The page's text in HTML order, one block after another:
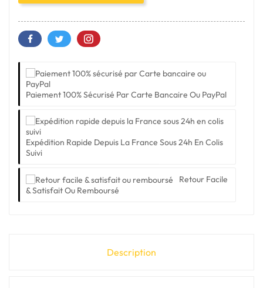
Paiement 100% Sécurisé Par Carte Bancaire Ou PayPal
Expédition Rapide Depuis La France Sous 24h En Colis
Suivi
Retour Facile
& Satisfait Ou Remboursé
Description